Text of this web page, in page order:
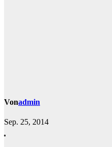
Vonadmin
Sep. 25, 2014